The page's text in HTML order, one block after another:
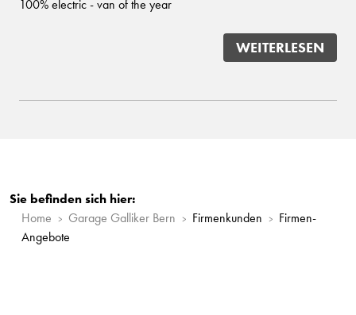
100% electric - van of the year
WEITERLESEN
Sie befinden sich hier:
Home
Garage Galliker Bern Firmenkunden
Firmen-
Angebote